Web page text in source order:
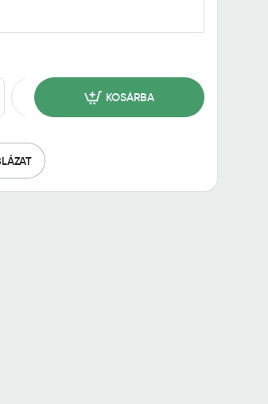
KOSÁRBA